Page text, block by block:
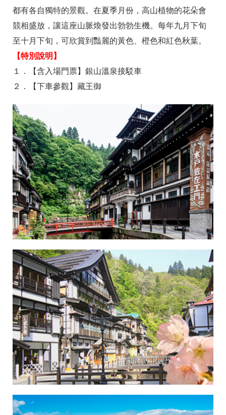
都有各自獨特的景觀。在夏季月份，高山植物的花朵會
競相盛放，讓這座山脈煥發出勃勃生機。每年九月下旬
至十月下旬，可欣賞到豔麗的黃色、橙色和紅色秋葉。
【特別說明】
１．【含入場門票】銀山溫泉接駁車
２．【下車參觀】藏王御